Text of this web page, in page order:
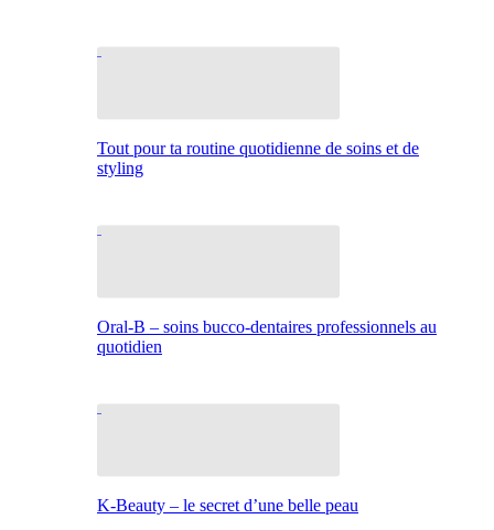
Tout pour ta routine quotidienne de soins et de
styling
Oral-B – soins bucco-dentaires professionnels au
quotidien
K-Beauty – le secret d’une belle peau